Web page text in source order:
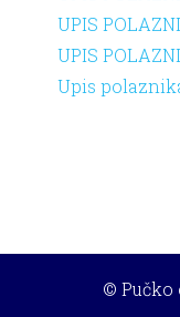
UPIS
UPIS
Upis
© Pučko